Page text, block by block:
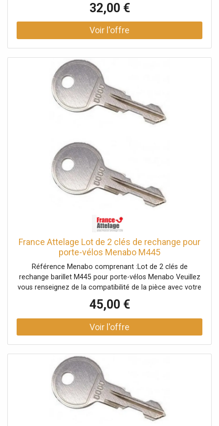
32,00 €
France Attelage Lot de 2 clés de rechange pour
porte-vélos Menabo M445
Référence Menabo comprenant :Lot de 2 clés de
rechange barillet M445 pour porte-vélos Menabo Veuillez
vous renseignez de la compatibilité de la pièce avec votre
porte-vélos auprès d'un conseiller.
45,00 €